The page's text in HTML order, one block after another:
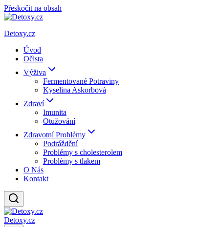
Přeskočit na obsah
Detoxy.cz
Úvod
Očista
Výživa
Fermentované Potraviny
Kyselina Askorbová
Zdraví
Imunita
Otužování
Zdravotní Problémy
Podráždění
Problémy s cholesterolem
Problémy s tlakem
O Nás
Kontakt
Detoxy.cz